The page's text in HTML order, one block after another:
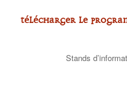
Télécharger le
Stands